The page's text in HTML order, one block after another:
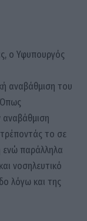
ο Υφυπουργός
αναβάθμιση του
αναβάθμιση
το σε
ενώ παράλληλα
νοσηλευτικό
λόγω και της